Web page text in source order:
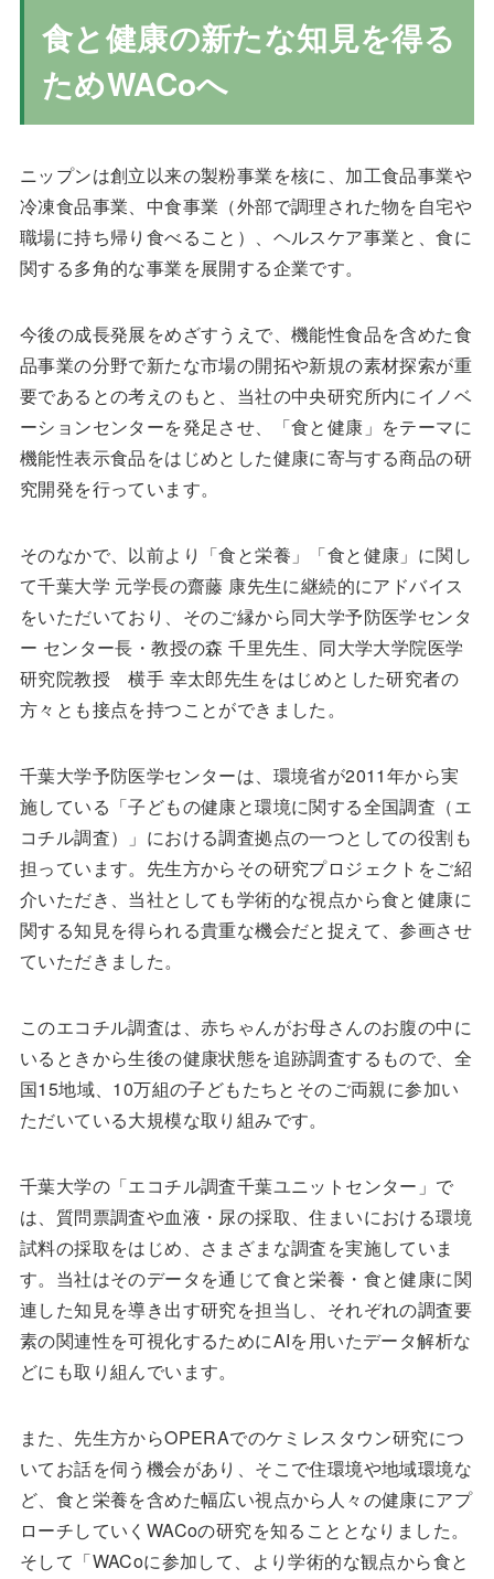
食と健康の新たな知見を得る
ためWACoへ
ニップンは創立以来の製粉事業を核に、加工食品事業や
冷凍食品事業、中食事業（外部で調理された物を自宅や
職場に持ち帰り食べること）、ヘルスケア事業と、食に
関する多角的な事業を展開する企業です。
今後の成長発展をめざすうえで、機能性食品を含めた食
品事業の分野で新たな市場の開拓や新規の素材探索が重
要であるとの考えのもと、当社の中央研究所内にイノベ
ーションセンターを発足させ、「食と健康」をテーマに
機能性表示食品をはじめとした健康に寄与する商品の研
究開発を行っています。
そのなかで、以前より「食と栄養」「食と健康」に関し
て千葉大学 元学長の齋藤 康先生に継続的にアドバイス
をいただいており、そのご縁から同大学予防医学センタ
ー センター長・教授の森 千里先生、同大学大学院医学
研究院教授 横手 幸太郎先生をはじめとした研究者の
方々とも接点を持つことができました。
千葉大学予防医学センターは、環境省が2011年から実
施している「子どもの健康と環境に関する全国調査（エ
コチル調査）」における調査拠点の一つとしての役割も
担っています。先生方からその研究プロジェクトをご紹
介いただき、当社としても学術的な視点から食と健康に
関する知見を得られる貴重な機会だと捉えて、参画させ
ていただきました。
このエコチル調査は、赤ちゃんがお母さんのお腹の中に
いるときから生後の健康状態を追跡調査するもので、全
国15地域、10万組の子どもたちとそのご両親に参加い
ただいている大規模な取り組みです。
千葉大学の「エコチル調査千葉ユニットセンター」で
は、質問票調査や血液・尿の採取、住まいにおける環境
試料の採取をはじめ、さまざまな調査を実施していま
す。当社はそのデータを通じて食と栄養・食と健康に関
連した知見を導き出す研究を担当し、それぞれの調査要
素の関連性を可視化するためにAIを用いたデータ解析な
どにも取り組んでいます。
また、先生方からOPERAでのケミレスタウン研究につ
いてお話を伺う機会があり、そこで住環境や地域環境な
ど、食と栄養を含めた幅広い視点から人々の健康にアプ
ローチしていくWACoの研究を知ることとなりました。
そして「WACoに参加して、より学術的な観点から食と